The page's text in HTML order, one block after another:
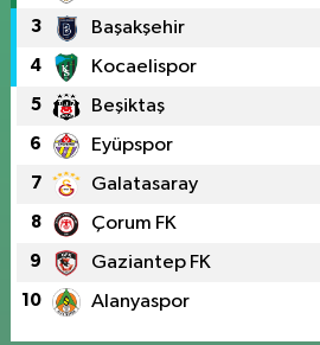
3 Başakşehir
4 Kocaelispor
5 Beşiktaş
6 Eyüpspor
7 Galatasaray
8 Çorum FK
9 Gaziantep FK
10 Alanyaspor